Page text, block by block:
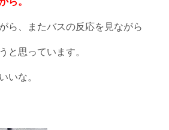
ら、またバスの反応を見ながら
と思っています。
いな。